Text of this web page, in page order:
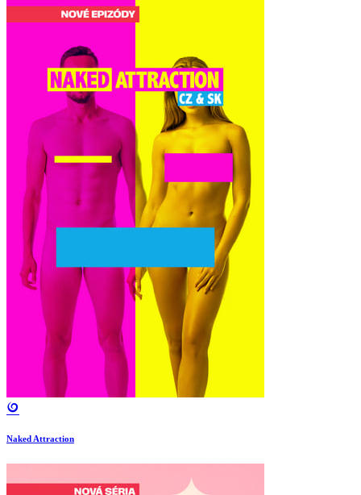
Naked Attraction